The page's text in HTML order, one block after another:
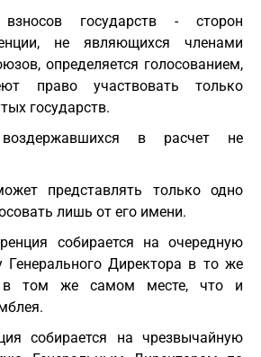
государств - сторон
не являющихся членами
определяется голосованием,
право участвовать только
государств.
в расчет не
представлять только одно
лишь от его имени.
собирается на очередную
Генерального Директора в то же
том же самом месте, что и
собирается на чрезвычайную